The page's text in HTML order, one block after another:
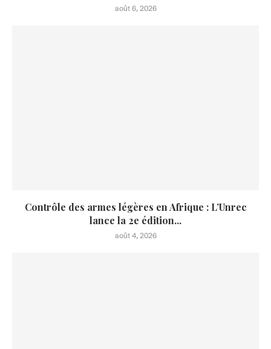
août 6, 2026
Contrôle des armes légères en Afrique : L’Unrec
lance la 2e édition...
août 4, 2026